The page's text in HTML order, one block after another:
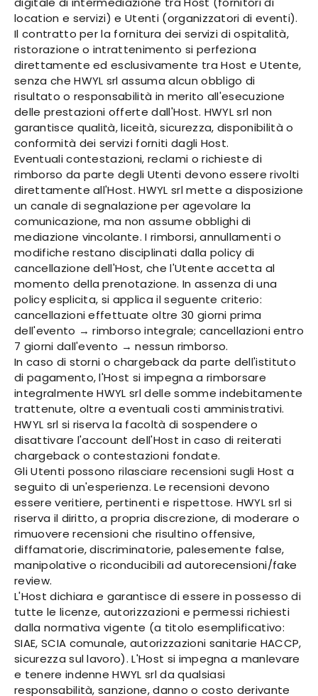
location e servizi) e Utenti (organizzatori di eventi).
Il contratto per la fornitura dei servizi di ospitalità,
ristorazione o intrattenimento si perfeziona
direttamente ed esclusivamente tra Host e Utente,
senza che HWYL srl assuma alcun obbligo di
risultato o responsabilità in merito all'esecuzione
delle prestazioni offerte dall'Host. HWYL srl non
garantisce qualità, liceità, sicurezza, disponibilità o
conformità dei servizi forniti dagli Host.
Eventuali contestazioni, reclami o richieste di
rimborso da parte degli Utenti devono essere rivolti
direttamente all'Host. HWYL srl mette a disposizione
un canale di segnalazione per agevolare la
comunicazione, ma non assume obblighi di
mediazione vincolante. I rimborsi, annullamenti o
modifiche restano disciplinati dalla policy di
cancellazione dell'Host, che l'Utente accetta al
momento della prenotazione. In assenza di una
policy esplicita, si applica il seguente criterio:
cancellazioni effettuate oltre 30 giorni prima
dell'evento → rimborso integrale; cancellazioni entro
7 giorni dall'evento → nessun rimborso.
In caso di storni o chargeback da parte dell'istituto
di pagamento, l'Host si impegna a rimborsare
integralmente HWYL srl delle somme indebitamente
trattenute, oltre a eventuali costi amministrativi.
HWYL srl si riserva la facoltà di sospendere o
disattivare l'account dell'Host in caso di reiterati
chargeback o contestazioni fondate.
Gli Utenti possono rilasciare recensioni sugli Host a
seguito di un'esperienza. Le recensioni devono
essere veritiere, pertinenti e rispettose. HWYL srl si
riserva il diritto, a propria discrezione, di moderare o
rimuovere recensioni che risultino offensive,
diffamatorie, discriminatorie, palesemente false,
manipolative o riconducibili ad autorecensioni/fake
review.
L'Host dichiara e garantisce di essere in possesso di
tutte le licenze, autorizzazioni e permessi richiesti
dalla normativa vigente (a titolo esemplificativo:
SIAE, SCIA comunale, autorizzazioni sanitarie HACCP,
sicurezza sul lavoro). L'Host si impegna a manlevare
e tenere indenne HWYL srl da qualsiasi
responsabilità, sanzione, danno o costo derivante